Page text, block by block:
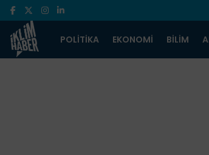
POLITIKA EKONOMI BILIM